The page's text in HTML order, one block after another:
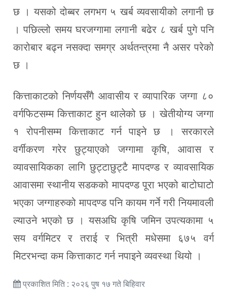
छ । यसको दोब्बर लगभग ५ खर्ब व्यवसायीको लगानी छ
। पछिल्लो समय घरजग्गामा लगानी बढेर ८ खर्ब पुगे पनि
कारोबार बढ्न नसक्दा समग्र अर्थतन्त्रमा नै असर परेको
छ ।
कित्ताकाटको निर्णयसँगै आवासीय र व्यापारिक जग्गा ८०
वर्गफिटसम्म कित्ताकाट हुन थालेको छ । खेतीयोग्य जग्गा
१ रोपनीसम्म कित्ताकाट गर्न पाइने छ । सरकारले
वर्गीकरण गरेर छुट्याएको जग्गामा कृषि, आवास र
व्यावसायिकका लागि छुट्टाछुट्टै मापदण्ड र व्यावसायिक
आवासमा स्थानीय सडकको मापदण्ड पूरा भएको बाटोघाटो
भएका जग्गाहरुको मापदण्ड पनि कायम गर्ने गरी नियमावली
ल्याउने भएको छ । यसअघि कृषि जमिन उपत्यकामा ५
सय वर्गमिटर र तराई र भित्री मधेसमा ६७५ वर्ग
मिटरभन्दा कम कित्ताकाट गर्न नपाइने व्यवस्था थियो ।
प्रकाशित मिति : २०२६ पुष १७ गते बिहिवार